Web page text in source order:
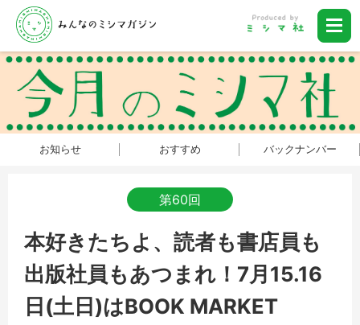
お知らせ おすすめ バックナンバー
第60回
本好きたちよ、読者も書店員も
出版社員もあつまれ！7月15.16
日(土日)はBOOK MARKET